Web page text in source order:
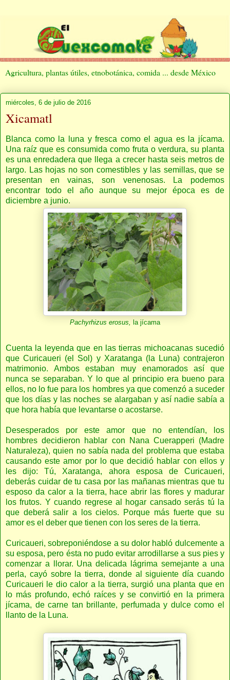
Agricultura, plantas útiles, etnobotánica, comida ... desde México
miércoles, 6 de julio de 2016
Xicamatl
Blanca como la luna y fresca como el agua es la jícama.
Una raíz que es consumida como fruta o verdura, su planta
es una enredadera que llega a crecer hasta seis metros de
largo. Las hojas no son comestibles y las semillas, que se
presentan en vainas, son venenosas. La podemos
encontrar todo el año aunque su mejor época es de
diciembre a junio.
Pachyrhizus erosus, la jícama
Cuenta la leyenda que en las tierras michoacanas sucedió
que Curicaueri (el Sol) y Xaratanga (la Luna) contrajeron
matrimonio. Ambos estaban muy enamorados así que
nunca se separaban. Y lo que al principio era bueno para
ellos, no lo fue para los hombres ya que comenzó a suceder
que los días y las noches se alargaban y así nadie sabía a
que hora había que levantarse o acostarse.
Desesperados por este amor que no entendían, los
hombres decidieron hablar con Nana Cuerapperi (Madre
Naturaleza), quien no sabía nada del problema que estaba
causando este amor por lo que decidió hablar con ellos y
les dijo: Tú, Xaratanga, ahora esposa de Curicaueri,
deberás cuidar de tu casa por las mañanas mientras que tu
esposo da calor a la tierra, hace abrir las flores y madurar
los frutos. Y cuando regrese al hogar cansado serás tú la
que deberá salir a los cielos. Porque más fuerte que su
amor es el deber que tienen con los seres de la tierra.
Curicaueri, sobreponiéndose a su dolor habló dulcemente a
su esposa, pero ésta no pudo evitar arrodillarse a sus pies y
comenzar a llorar. Una delicada lágrima semejante a una
perla, cayó sobre la tierra, donde al siguiente día cuando
Curicaueri le dio calor a la tierra, surgió una planta que en
lo más profundo, echó raíces y se convirtió en la primera
jícama, de carne tan brillante, perfumada y dulce como el
llanto de la Luna.